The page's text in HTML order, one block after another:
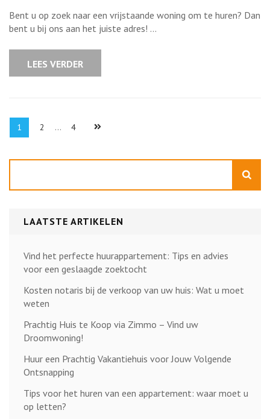
vrijstaande
woning
Bent u op zoek naar een vrijstaande woning om te huren? Dan
bent u bij ons aan het juiste adres! …
LEES VERDER
Berichten
paginering
Pagina
1 Pagina
2 … Pagina
4
LAATSTE ARTIKELEN
Vind het perfecte huurappartement: Tips en advies
voor een geslaagde zoektocht
Kosten notaris bij de verkoop van uw huis: Wat u moet
weten
Prachtig Huis te Koop via Zimmo – Vind uw
Droomwoning!
Huur een Prachtig Vakantiehuis voor Jouw Volgende
Ontsnapping
Tips voor het huren van een appartement: waar moet u
op letten?